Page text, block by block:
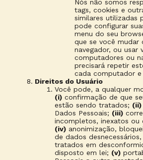
Nós não somos
tags, cookies e
similares utilizadas
pode configurar
menu do seu
que se você mudar
navegador, ou usar
computadores ou
precisará repetir
cada computador e
Direitos do Usuário
Você pode, a qualquer
(i) confirmação de que
estão sendo tratados; (ii)
Dados Pessoais; (iii)
incompletos, inexatos ou
(iv) anonimização,
de dados
tratados em
disposto em lei; (v)